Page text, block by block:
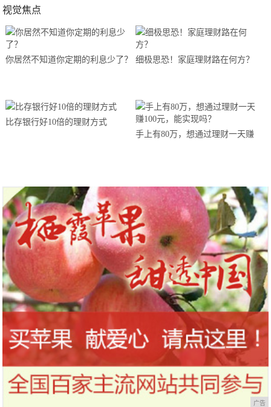
视觉焦点
你居然不知道你定期的利息少了？ 细极思恐！家庭理财路在何方？
比存银行好10倍的理财方式
手上有80万，想通过理财一天赚
广告